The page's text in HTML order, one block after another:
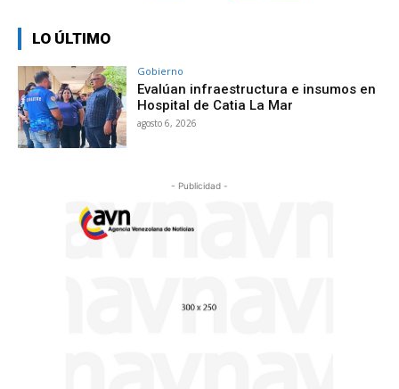
LO ÚLTIMO
Gobierno
Evalúan infraestructura e insumos en
Hospital de Catia La Mar
agosto 6, 2026
- Publicidad -